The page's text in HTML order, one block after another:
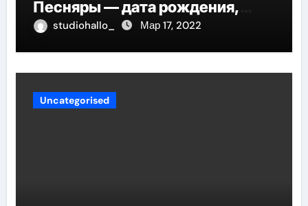
Песняры — дата рождения,
творческий путь и невероятные
studiohallo_ Мар 17, 2022
Uncategorised